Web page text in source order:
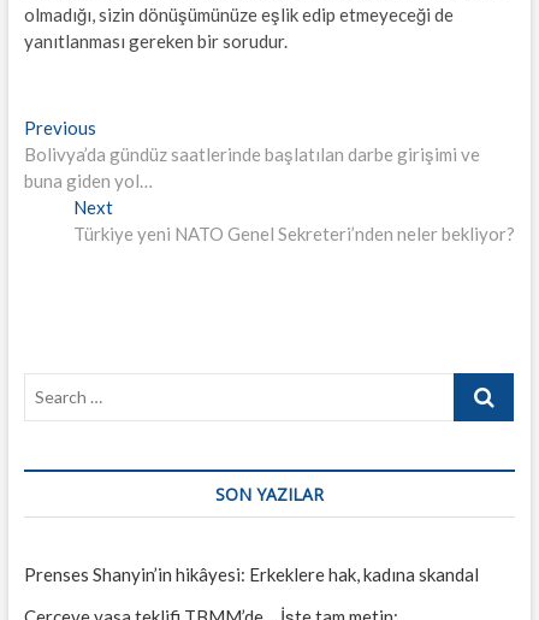
olmadığı, sizin dönüşümünüze eşlik edip etmeyeceği de
yanıtlanması gereken bir sorudur.
Yazı
gezinmesi
PreviousPrevious
post:
Bolivya’da gündüz saatlerinde başlatılan darbe girişimi ve
buna giden yol…
NextNext
post:
Türkiye yeni NATO Genel Sekreteri’nden neler bekliyor?
Search
SON YAZILAR
Prenses Shanyin’in hikâyesi: Erkeklere hak, kadına skandal